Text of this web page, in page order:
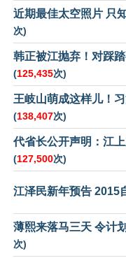
近期最佳太空照片 只
次)
韩正被江抛弃！对踩
(125,435次)
王岐山萌成这样儿！
(138,407次)
代省长公开声明：江
(127,500次)
江泽民新年预告 2015
薄熙来落马三天 令计
次)